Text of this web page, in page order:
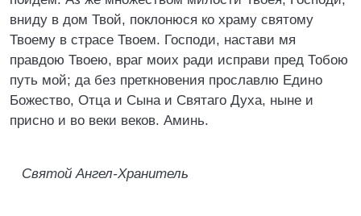
вниду в дом Твой, поклонюся ко храму святому
Твоему в страсе Твоем. Господи, настави мя
правдою Твоею, враг моих ради исправи пред Тобою
путь мой; да без преткновения прославлю Едино
Божество, Отца и Сына и Святаго Духа, ныне и
присно и во веки веков. Аминь.
Святой Ангел-Хранитель